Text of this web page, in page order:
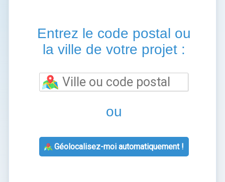
Entrez le code postal ou
la ville de votre projet :
ou
Géolocalisez-moi automatiquement !